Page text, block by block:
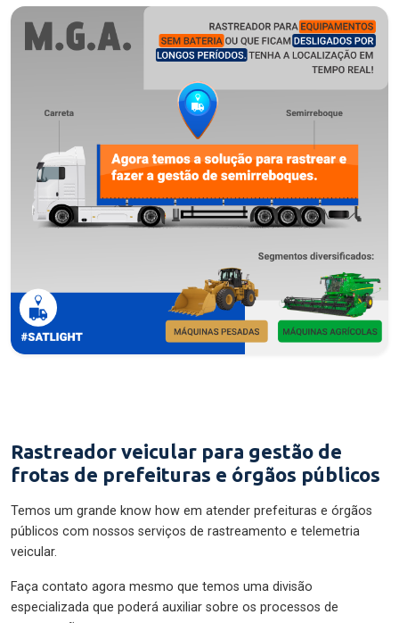
Rastreador veicular para gestão de
frotas de prefeituras e órgãos públicos
Temos um grande know how em atender prefeituras e órgãos
públicos com nossos serviços de rastreamento e telemetria
veicular.
Faça contato agora mesmo que temos uma divisão
especializada que poderá auxiliar sobre os processos de